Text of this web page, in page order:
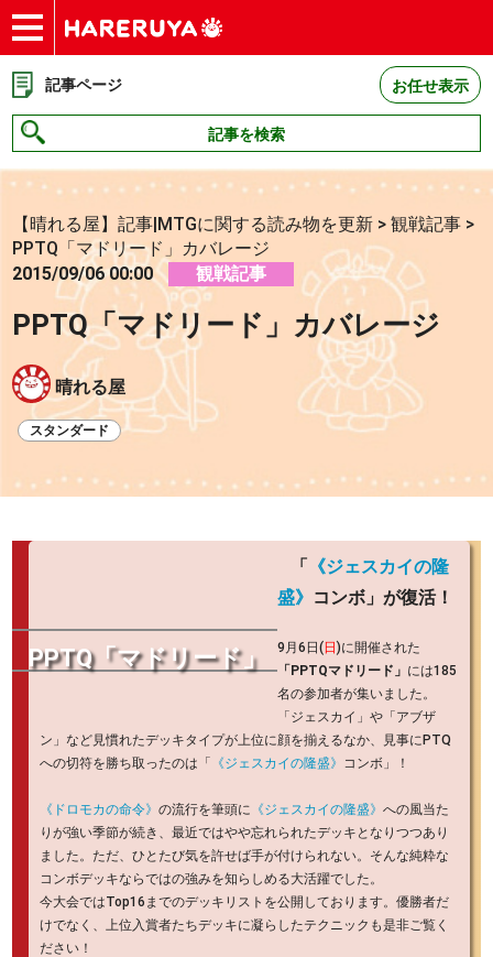
ショップ
買取
記事
デッキ検索
デッキ構築
選手一覧
店舗一覧
イベント
お問い合わせ
記事ページ お任せ表示
記事を検索
【晴れる屋】記事|MTGに関する読み物を更新 >観戦記事 >
PPTQ「マドリード」カバレージ
2015/09/06 00:00
観戦記事
PPTQ「マドリード」カバレージ
晴れる屋
スタンダード
PPTQ「マドリード」
「 《ジェスカイの隆
盛》 コンボ」が復活！
9月6日(日)に開催された
「PPTQマドリード」 には185
名の参加者が集いました。
「ジェスカイ」や「アブザ
ン」など見慣れたデッキタイプが上位に顔を揃えるなか、見事にPTQ
への切符を勝ち取ったのは「 《ジェスカイの隆盛》 コンボ」！
《ドロモカの命令》の流行を筆頭に 《ジェスカイの隆盛》への風当た
りが強い季節が続き、最近ではやや忘れられたデッキとなりつつあり
ました。ただ、ひとたび気を許せば手が付けられない。そんな純粋な
コンボデッキならではの強みを知らしめる大活躍でした。
今大会ではTop16までのデッキリストを公開しております。優勝者だ
けでなく、上位入賞者たちデッキに凝らしたテクニックも是非ご覧く
ださい！